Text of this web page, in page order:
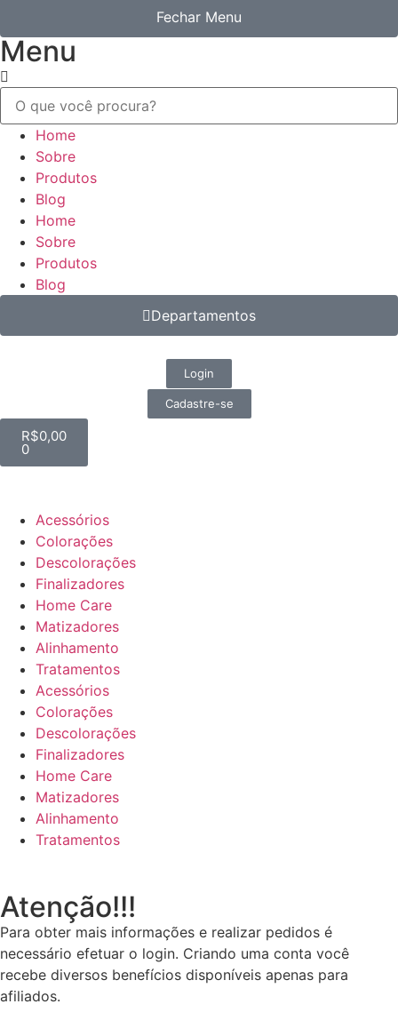
Fechar Menu
Menu
Home
Sobre
Produtos
Blog
Home
Sobre
Produtos
Blog
Departamentos
Login
Cadastre-se
R$0,00
0
Acessórios
Colorações
Descolorações
Finalizadores
Home Care
Matizadores
Alinhamento
Tratamentos
Acessórios
Colorações
Descolorações
Finalizadores
Home Care
Matizadores
Alinhamento
Tratamentos
Atenção!!!
Para obter mais informações e realizar pedidos é
necessário efetuar o login. Criando uma conta você
recebe diversos benefícios disponíveis apenas para
afiliados.